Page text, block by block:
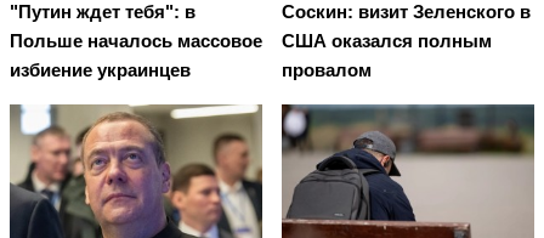
"Путин ждет тебя": в
Польше началось массовое
избиение украинцев
Соскин: визит Зеленского в
США оказался полным
провалом